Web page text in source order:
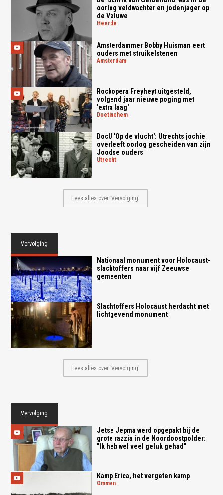
oorlog veldwachter en jodenjager op
de Veluwe
heerde
Amsterdammer Bobby Huisman eert
ouders met struikelstenen
amsterdam
Rockopera Freyheyt uitgesteld,
volgend jaar nieuwe poging met
'extra laag'
doetinchem
DocU 'Op de vlucht': Utrechts jochie
overleeft oorlog gescheiden van zijn
Joodse ouders
utrecht
Lees alles over 'Vervolging'
Vervolging
Nationaal monument voor Holocaust-
slachtoffers naar vijf Zeeuwse
gemeenten
Slachtoffers Holocaust herdacht met
lichtgevend monument
Lees alles over 'Vervolging'
Vervolging
Jetse Jepma werd opgepakt bij de
grote razzia in de Noordoostpolder:
"Ik heb wel veel geluk gehad"
Kamp Erica, het vergeten kamp
ommen